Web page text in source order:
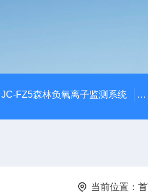
JC-FZ5森林负氧离子监测系统
当前位置：